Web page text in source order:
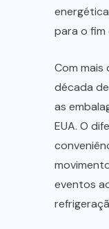
para o fim
Com mais
década
as
EUA. O
eventos